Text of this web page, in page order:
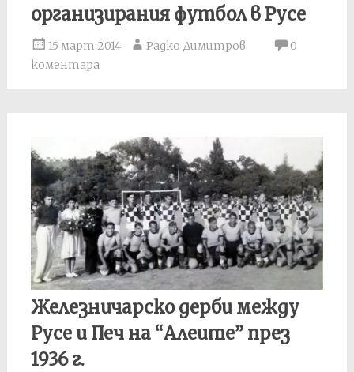
организирания футбол в Русе
15 март 2014 Радко Димитров
0
коментара
Железничарско дерби между
Русе и Печ на “Алеите” през
1936 г.